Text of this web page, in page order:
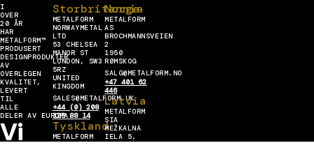
I
OVER
20 ÅR
HAR
METALFORM™
PRODUSERT
DESIGNPRODUKTER
AV
OVERLEGEN
KVALITET,
LEVERT
TIL
ALLE
DELER AV EUROPA.
Vi
Storbritannia
METALFORM
NORWAYMETAL
LTD
53 CHELSEA
MANOR ST
LONDON, SW3
5RZ
UNITED
KINGDOM
SALES@METALFORM.UK
+44 (0) 208
129 88 14
Tyskland
METALFORM
GMBH
Norge
METALFORM
AS
BROCHMANNSVEIEN
2
1950
RØMSKOG
SALG@METALFORM.NO
+47 401 62
446
Latvia
METALFORM
SIA
MEŽKALNA
IELA 5,
ZEMGALES